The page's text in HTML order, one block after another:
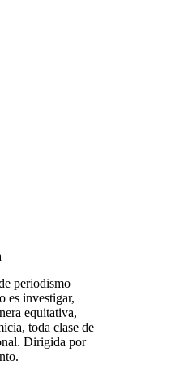
periodismo
es investigar,
equitativa,
toda clase de
Dirigida por